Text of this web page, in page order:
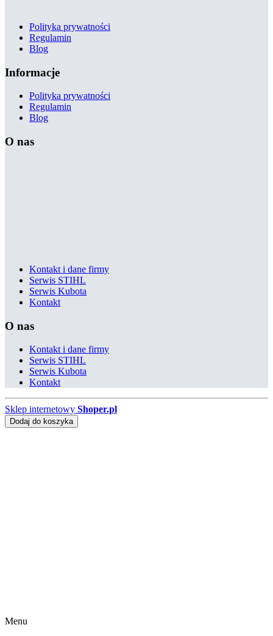
Polityka prywatności
Regulamin
Blog
Informacje
Polityka prywatności
Regulamin
Blog
O nas
Kontakt i dane firmy
Serwis STIHL
Serwis Kubota
Kontakt
O nas
Kontakt i dane firmy
Serwis STIHL
Serwis Kubota
Kontakt
Sklep internetowy Shoper.pl
Dodaj do koszyka
Menu